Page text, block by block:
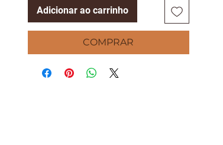
Adicionar ao carrinho
COMPRAR